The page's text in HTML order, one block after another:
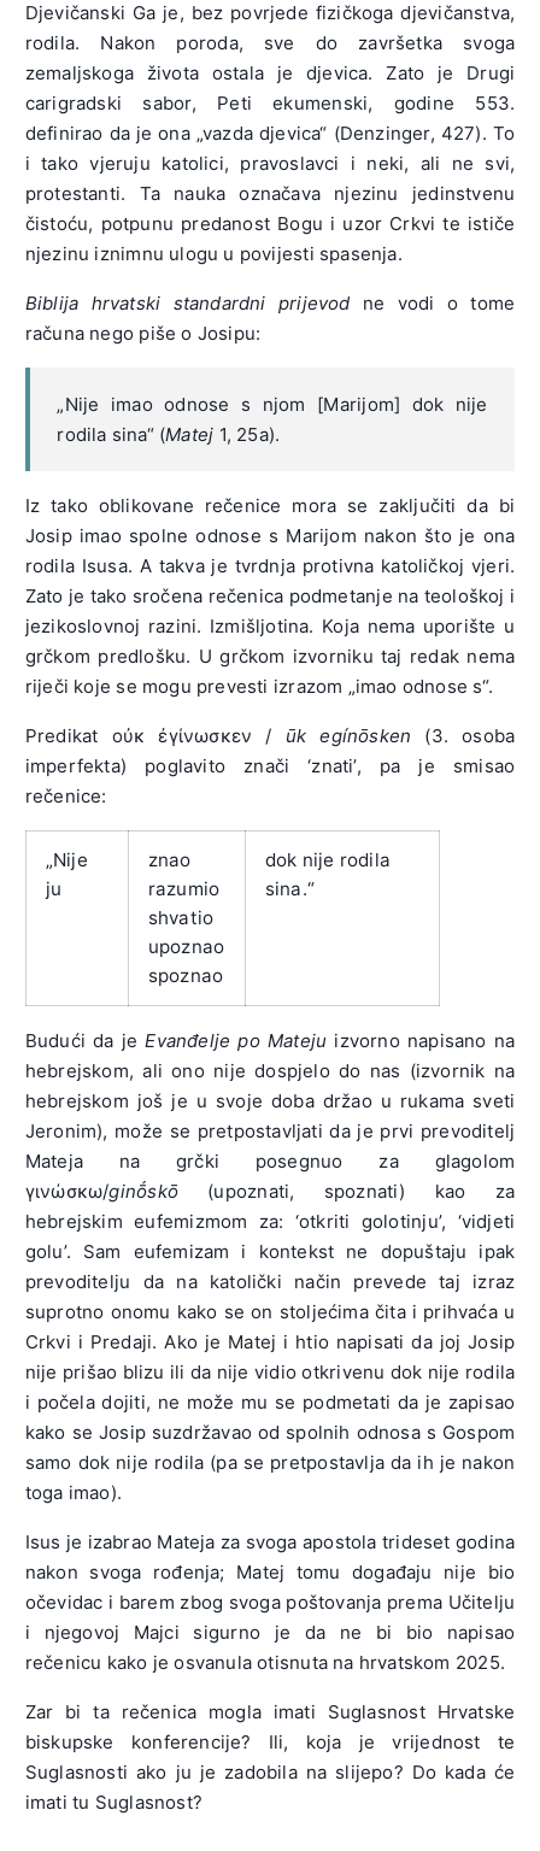
Djevičanski Ga je, bez povrjede fizičkoga djevičanstva,
rodila. Nakon poroda, sve do završetka svoga
zemaljskoga života ostala je djevica. Zato je Drugi
carigradski sabor, Peti ekumenski, godine 553.
definirao da je ona „vazda djevica“ (Denzinger, 427). To
i tako vjeruju katolici, pravoslavci i neki, ali ne svi,
protestanti. Ta nauka označava njezinu jedinstvenu
čistoću, potpunu predanost Bogu i uzor Crkvi te ističe
njezinu iznimnu ulogu u povijesti spasenja.
Biblija hrvatski standardni prijevod ne vodi o tome
računa nego piše o Josipu:
„Nije imao odnose s njom [Marijom] dok nije
rodila sina“ (Matej 1, 25a).
Iz tako oblikovane rečenice mora se zaključiti da bi
Josip imao spolne odnose s Marijom nakon što je ona
rodila Isusa. A takva je tvrdnja protivna katoličkoj vjeri.
Zato je tako sročena rečenica podmetanje na teološkoj i
jezikoslovnoj razini. Izmišljotina. Koja nema uporište u
grčkom predlošku. U grčkom izvorniku taj redak nema
riječi koje se mogu prevesti izrazom „imao odnose s“.
Predikat οὐκ ἐγίνωσκεν / ūk egínōsken (3. osoba
imperfekta) poglavito znači ‘znati’, pa je smisao
rečenice:
„Nije
ju
znao
razumio
shvatio
upoznao
spoznao
dok nije rodila
sina.“
Budući da jeEvanđelje po Mateju izvorno napisano na
hebrejskom, ali ono nije dospjelo do nas (izvornik na
hebrejskom još je u svoje doba držao u rukama sveti
Jeronim), može se pretpostavljati da je prvi prevoditelj
Mateja na grčki posegnuo za glagolom
γινώσκω/ginṓskō(upoznati, spoznati) kao za
hebrejskim eufemizmom za: ‘otkriti golotinju’, ‘vidjeti
golu’. Sam eufemizam i kontekst ne dopuštaju ipak
prevoditelju da na katolički način prevede taj izraz
suprotno onomu kako se on stoljećima čita i prihvaća u
Crkvi i Predaji. Ako je Matej i htio napisati da joj Josip
nije prišao blizu ili da nije vidio otkrivenu dok nije rodila
i počela dojiti, ne može mu se podmetati da je zapisao
kako se Josip suzdržavao od spolnih odnosa s Gospom
samo dok nije rodila (pa se pretpostavlja da ih je nakon
toga imao).
Isus je izabrao Mateja za svoga apostola trideset godina
nakon svoga rođenja; Matej tomu događaju nije bio
očevidac i barem zbog svoga poštovanja prema Učitelju
i njegovoj Majci sigurno je da ne bi bio napisao
rečenicu kako je osvanula otisnuta na hrvatskom 2025.
Zar bi ta rečenica mogla imati Suglasnost Hrvatske
biskupske konferencije? Ili, koja je vrijednost te
Suglasnosti ako ju je zadobila na slijepo? Do kada će
imati tu Suglasnost?